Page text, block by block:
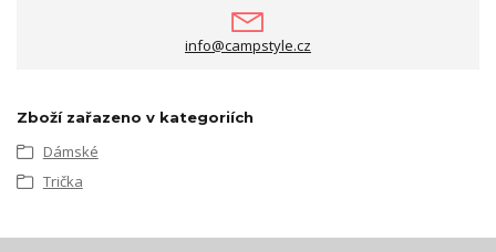
info@campstyle.cz
Zboží zařazeno v kategoriích
Dámské
Trička